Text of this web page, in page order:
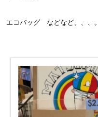
エコバッグ などなど、、、。